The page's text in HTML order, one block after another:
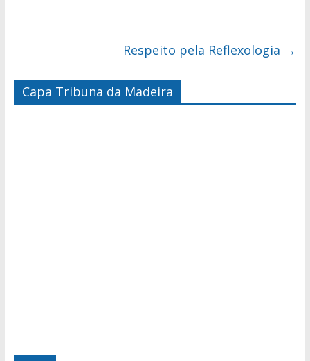
Respeito pela Reflexologia →
Capa Tribuna da Madeira